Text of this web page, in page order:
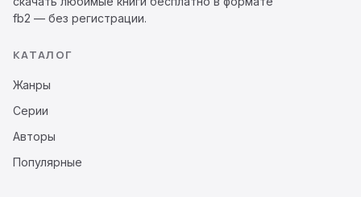
fb2 — без регистрации.
КАТАЛОГ
Жанры
Серии
Авторы
Популярные